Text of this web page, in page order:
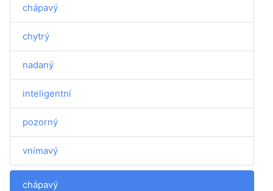
chápavý
chytrý
nadaný
inteligentní
pozorný
vnímavý
chápavý